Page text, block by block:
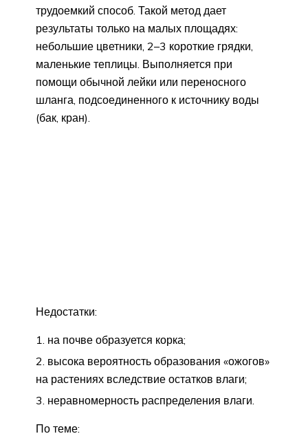
трудоемкий способ. Такой метод дает
результаты только на малых площадях:
небольшие цветники, 2–3 короткие грядки,
маленькие теплицы. Выполняется при
помощи обычной лейки или переносного
шланга, подсоединенного к источнику воды
(бак, кран).
Недостатки:
на почве образуется корка;
высока вероятность образования «ожогов»
на растениях вследствие остатков влаги;
неравномерность распределения влаги.
По теме: